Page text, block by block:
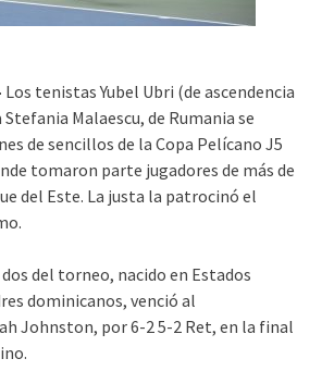
Los tenistas Yubel Ubri (de ascendencia
Malaescu, de Rumania se
de sencillos de la Copa Pelícano J5
tomaron parte jugadores de más de
del Este. La justa la patrocinó el
del torneo, nacido en Estados
dominicanos, venció al
Johnston, por 6-2 5-2 Ret, en la final